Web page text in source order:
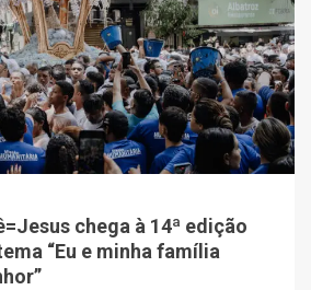
chega à 14ª edição
“Eu e minha família